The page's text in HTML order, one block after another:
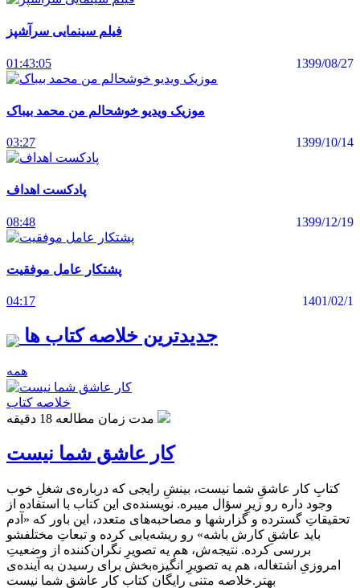
فیلم سینمایی سرآشپز
1399/08/27
01:43:05
موزیک ویدیو خوشحالم من محمد بیباک
1399/10/14
03:27
پادکست اهداف
1399/12/19
08:48
پشتکار عامل موفقیت
1401/02/1
04:17
جدیدترین خلاصه کتاب ها
همه
خلاصه کتاب
کار عاشق شما نیست
کتابِ کار عاشقِ شما نیست، بینشِ رایجی که درباره‌ی شغلِ خوب
وجود داره رو زیرِ سؤال میبره. نویسنده‌ی این کتاب با استفاده از
تحقیقاتِ گسترده‌ و گزارشها و مصاحبه‌های متعدد، این باور که «آدم
باید عاشقِ کارش باشه» رو ریشه‌یابی کرده و تبعاتِ مختلفشو
بررسی کرده. نتیجه‌ش، هم یه تصویرِ نگران‌کننده از وضعیتِ
امروزیِ اشتغاله، هم یه تصویرِ انگیزه‌بخش برای رسیدن به آینده‌ی
بهتر.خلاصه متنی رایگان کتاب کار عاشق شما نیست